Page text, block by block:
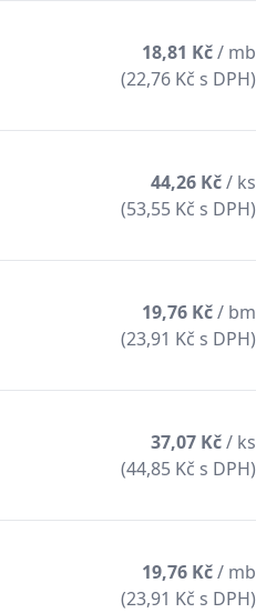
18,81 Kč/ mb
(22,76 Kč s DPH)
44,26 Kč/ ks
(53,55 Kč s DPH)
19,76 Kč/ bm
(23,91 Kč s DPH)
37,07 Kč/ ks
(44,85 Kč s DPH)
19,76 Kč/ mb
(23,91 Kč s DPH)